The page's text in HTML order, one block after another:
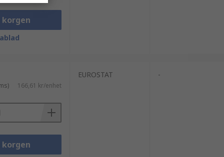
korgen
166,61 kr/enhet
korgen
EUROSTAT -